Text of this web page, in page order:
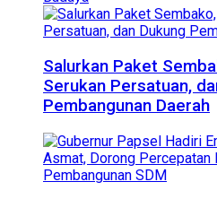
Salurkan Paket
Serukan Persatuan,
Pembangunan Daerah